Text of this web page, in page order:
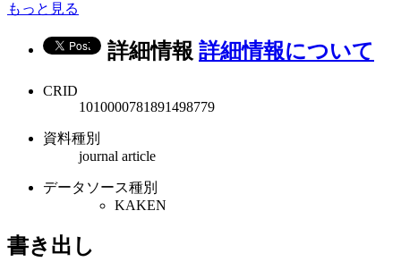
もっと見る
詳細情報 詳細情報について
CRID
1010000781891498779
資料種別
journal article
データソース種別
KAKEN
書き出し